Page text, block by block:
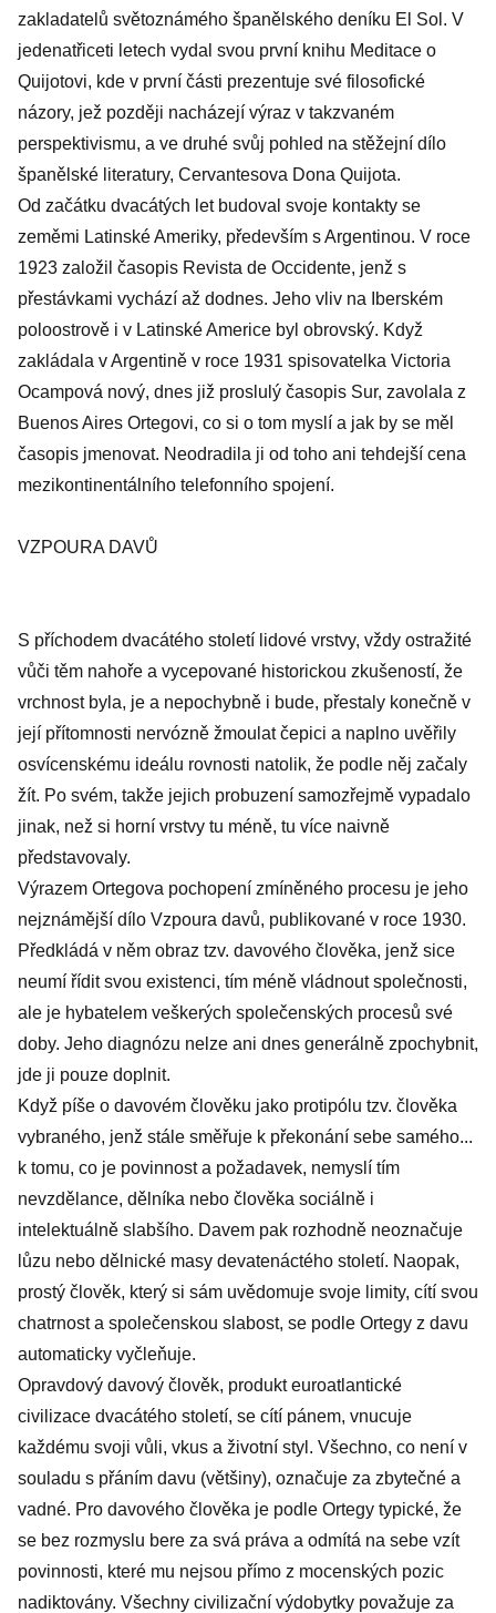
zakladatelů světoznámého španělského deníku El Sol. V
jedenatřiceti letech vydal svou první knihu Meditace o
Quijotovi, kde v první části prezentuje své filosofické
názory, jež později nacházejí výraz v takzvaném
perspektivismu, a ve druhé svůj pohled na stěžejní dílo
španělské literatury, Cervantesova Dona Quijota.
Od začátku dvacátých let budoval svoje kontakty se
zeměmi Latinské Ameriky, především s Argentinou. V roce
1923 založil časopis Revista de Occidente, jenž s
přestávkami vychází až dodnes. Jeho vliv na Iberském
poloostrově i v Latinské Americe byl obrovský. Když
zakládala v Argentině v roce 1931 spisovatelka Victoria
Ocampová nový, dnes již proslulý časopis Sur, zavolala z
Buenos Aires Ortegovi, co si o tom myslí a jak by se měl
časopis jmenovat. Neodradila ji od toho ani tehdejší cena
mezikontinentálního telefonního spojení.
VZPOURA DAVŮ
S příchodem dvacátého století lidové vrstvy, vždy ostražité
vůči těm nahoře a vycepované historickou zkušeností, že
vrchnost byla, je a nepochybně i bude, přestaly konečně v
její přítomnosti nervózně žmoulat čepici a naplno uvěřily
osvícenskému ideálu rovnosti natolik, že podle něj začaly
žít. Po svém, takže jejich probuzení samozřejmě vypadalo
jinak, než si horní vrstvy tu méně, tu více naivně
představovaly.
Výrazem Ortegova pochopení zmíněného procesu je jeho
nejznámější dílo Vzpoura davů, publikované v roce 1930.
Předkládá v něm obraz tzv. davového člověka, jenž sice
neumí řídit svou existenci, tím méně vládnout společnosti,
ale je hybatelem veškerých společenských procesů své
doby. Jeho diagnózu nelze ani dnes generálně zpochybnit,
jde ji pouze doplnit.
Když píše o davovém člověku jako protipólu tzv. člověka
vybraného, jenž stále směřuje k překonání sebe samého...
k tomu, co je povinnost a požadavek, nemyslí tím
nevzdělance, dělníka nebo člověka sociálně i
intelektuálně slabšího. Davem pak rozhodně neoznačuje
lůzu nebo dělnické masy devatenáctého století. Naopak,
prostý člověk, který si sám uvědomuje svoje limity, cítí svou
chatrnost a společenskou slabost, se podle Ortegy z davu
automaticky vyčleňuje.
Opravdový davový člověk, produkt euroatlantické
civilizace dvacátého století, se cítí pánem, vnucuje
každému svoji vůli, vkus a životní styl. Všechno, co není v
souladu s přáním davu (většiny), označuje za zbytečné a
vadné. Pro davového člověka je podle Ortegy typické, že
se bez rozmyslu bere za svá práva a odmítá na sebe vzít
povinnosti, které mu nejsou přímo z mocenských pozic
nadiktovány. Všechny civilizační výdobytky považuje za